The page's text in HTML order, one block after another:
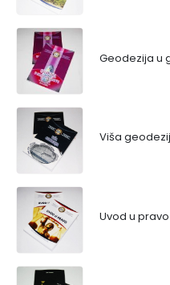
Geodezija u
Viša
Uvod u pravo